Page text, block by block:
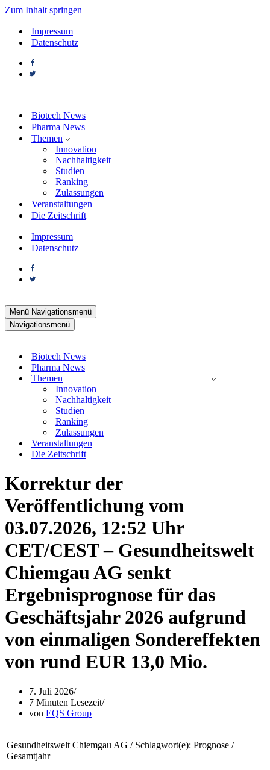
Zum Inhalt springen
Impressum
Datenschutz
Biotech News
Pharma News
Themen
Innovation
Nachhaltigkeit
Studien
Ranking
Zulassungen
Veranstaltungen
Die Zeitschrift
Impressum
Datenschutz
Menü Navigationsmenü
Navigationsmenü
Biotech News
Pharma News
Themen
Innovation
Nachhaltigkeit
Studien
Ranking
Zulassungen
Veranstaltungen
Die Zeitschrift
Korrektur der
Veröffentlichung vom
03.07.2026, 12:52 Uhr
CET/CEST – Gesundheitswelt
Chiemgau AG senkt
Ergebnisprognose für das
Geschäftsjahr 2026 aufgrund
von einmaligen Sondereffekten
von rund EUR 13,0 Mio.
7. Juli 2026
7 Minuten Lesezeit
von EQS Group
Gesundheitswelt Chiemgau AG / Schlagwort(e): Prognose /
Gesamtjahr